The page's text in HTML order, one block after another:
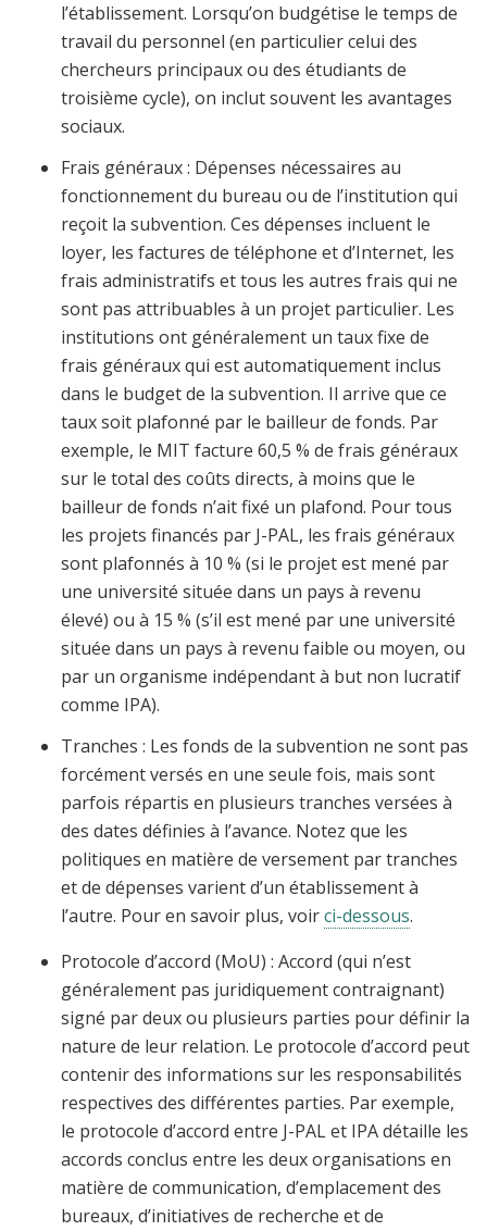
l’établissement. Lorsqu’on budgétise le temps de
travail du personnel (en particulier celui des
chercheurs principaux ou des étudiants de
troisième cycle), on inclut souvent les avantages
sociaux.
Frais généraux: Dépenses nécessaires au
fonctionnement du bureau ou de l’institution qui
reçoit la subvention. Ces dépenses incluent le
loyer, les factures de téléphone et d’Internet, les
frais administratifs et tous les autres frais qui ne
sont pas attribuables à un projet particulier. Les
institutions ont généralement un taux fixe de
frais généraux qui est automatiquement inclus
dans le budget de la subvention. Il arrive que ce
taux soit plafonné par le bailleur de fonds. Par
exemple, le MIT facture 60,5 % de frais généraux
sur le total des coûts directs, à moins que le
bailleur de fonds n’ait fixé un plafond. Pour tous
les projets financés par J-PAL, les frais généraux
sont plafonnés à 10 % (si le projet est mené par
une université située dans un pays à revenu
élevé) ou à 15 % (s’il est mené par une université
située dans un pays à revenu faible ou moyen, ou
par un organisme indépendant à but non lucratif
comme IPA).
Tranches : Les fonds de la subvention ne sont pas
forcément versés en une seule fois, mais sont
parfois répartis en plusieurs tranches versées à
des dates définies à l’avance. Notez que les
politiques en matière de versement par tranches
et de dépenses varient d’un établissement à
l’autre. Pour en savoir plus, voirci-dessous.
Protocole d’accord (MoU) : Accord (qui n’est
généralement pas juridiquement contraignant)
signé par deux ou plusieurs parties pour définir la
nature de leur relation. Le protocole d’accord peut
contenir des informations sur les responsabilités
respectives des différentes parties. Par exemple,
le protocole d’accord entre J-PAL et IPA détaille les
accords conclus entre les deux organisations en
matière de communication, d’emplacement des
bureaux, d’initiatives de recherche et de